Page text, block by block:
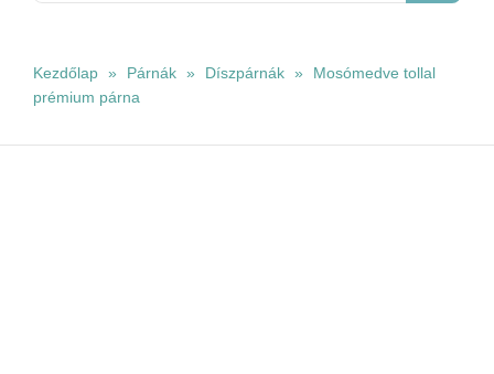
Kezdőlap » Párnák » Díszpárnák »
Mosómedve tollal
prémium párna